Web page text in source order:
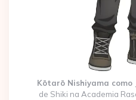
Kōtarō Nishiyama como
de Shiki na Academia